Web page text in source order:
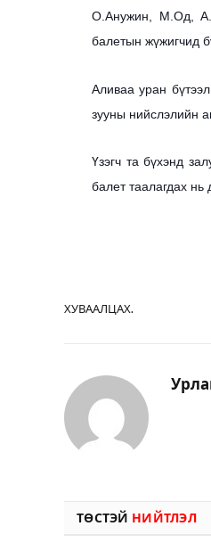
О.Анужин, М.Од,
балетын жүжигчид
Аливаа уран
зууны нийслэлийн
Үзэгч та бүхэнд
балет таалагдах нь
ХУВААЛЦАХ.
ТӨСТЭЙ НИЙТЛЭЛ